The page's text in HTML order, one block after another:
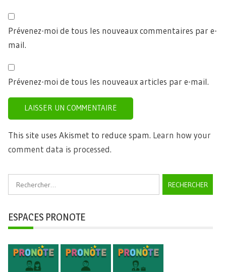
Prévenez-moi de tous les nouveaux commentaires par e-
mail.
Prévenez-moi de tous les nouveaux articles par e-mail.
This site uses Akismet to reduce spam. Learn how your
comment data is processed.
Rechercher :
ESPACES PRONOTE